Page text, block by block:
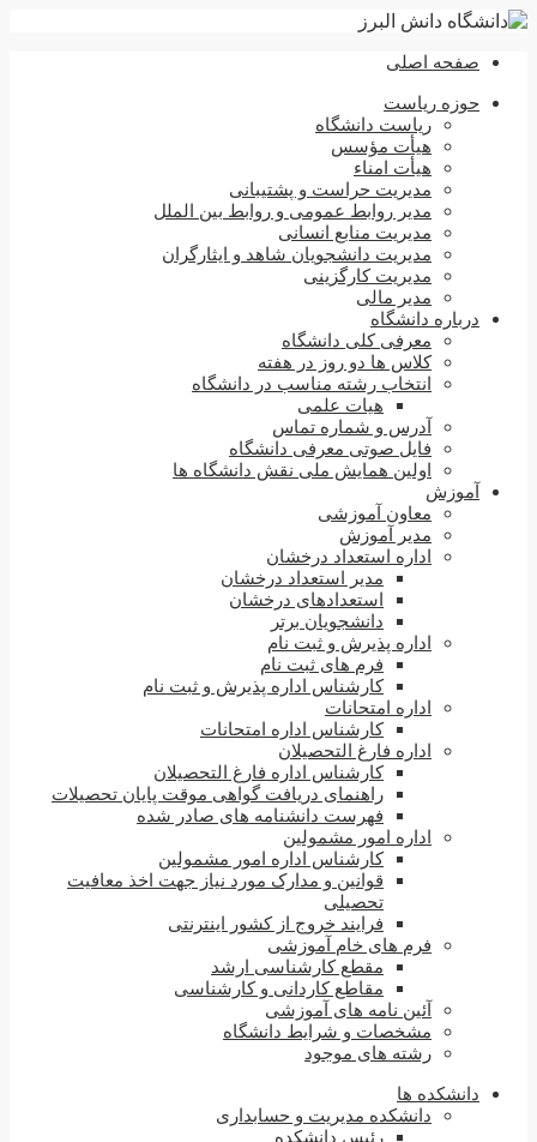
صفحه اصلی
حوزه ریاست
ریاست دانشگاه
هیأت مؤسس
هیأت امناء
مدیریت حراست و پشتیبانی
مدیر روابط عمومی و روابط بین الملل
مدیریت منابع انسانی
مدیریت دانشجویان شاهد و ایثارگران
مدیریت کارگزینی
مدیر مالی
درباره دانشگاه
معرفی کلی دانشگاه
کلاس ها دو روز در هفته
انتخاب رشته مناسب در دانشگاه
هیات علمی
آدرس و شماره تماس
فایل صوتی معرفی دانشگاه
اولین همایش ملی نقش دانشگاه ها
آموزش
معاون آموزشی
مدیر آموزش
اداره استعداد درخشان
مدیر استعداد درخشان
استعدادهای درخشان
دانشجویان برتر
اداره پذیرش و ثبت نام
فرم های ثبت نام
کارشناس اداره پذیرش و ثبت نام
اداره امتحانات
کارشناس اداره امتحانات
اداره فارغ التحصیلان
کارشناس اداره فارغ التحصیلان
راهنمای دریافت گواهی موقت پایان تحصیلات
فهرست دانشنامه های صادر شده
اداره امور مشمولین
کارشناس اداره امور مشمولین
قوانین و مدارک مورد نیاز جهت اخذ معافیت
تحصیلی
فرایند خروج از کشور اینترنتی
فرم های خام آموزشی
مقطع کارشناسی ارشد
مقاطع کاردانی و کارشناسی
آئین نامه های آموزشی
مشخصات و شرایط دانشگاه
رشته های موجود
دانشکده ها
دانشکده مدیریت و حسابداری
رئیس دانشکده